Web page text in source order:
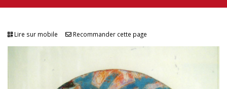
Lire sur mobile Recommander cette page